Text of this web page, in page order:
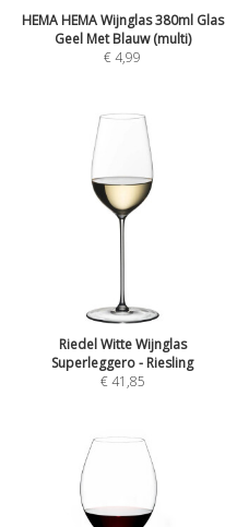
HEMA HEMA Wijnglas 380ml Glas
Geel Met Blauw (multi)
€4,99
Riedel Witte Wijnglas
Superleggero - Riesling
€41,85